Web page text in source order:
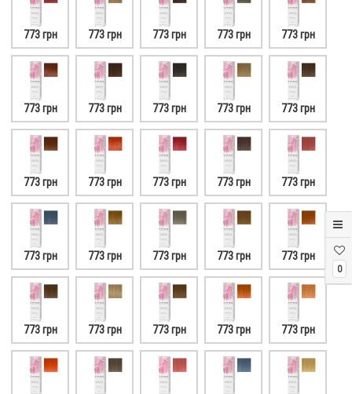
0
773 грн 773 грн 773 грн 773 грн 773 грн
773 грн 773 грн 773 грн 773 грн 773 грн
773 грн 773 грн 773 грн 773 грн 773 грн
773 грн 773 грн 773 грн 773 грн 773 грн
773 грн 773 грн 773 грн 773 грн 773 грн